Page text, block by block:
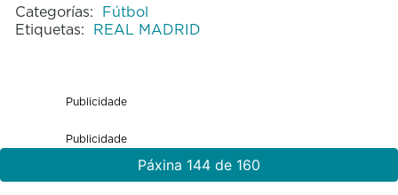
Categorías: Fútbol
Etiquetas: REAL MADRID
Publicidade
Publicidade
Páxina 144 de 160